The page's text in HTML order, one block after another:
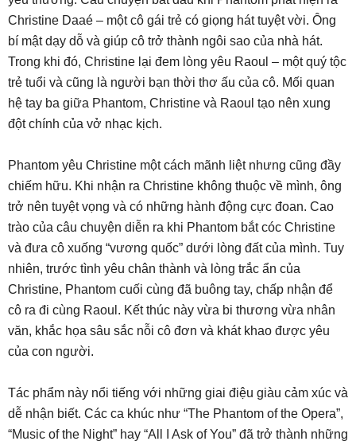
Christine Daaé – một cô gái trẻ có giọng hát tuyệt vời. Ông
bí mật dạy dỗ và giúp cô trở thành ngôi sao của nhà hát.
Trong khi đó, Christine lại đem lòng yêu Raoul – một quý tộc
trẻ tuổi và cũng là người bạn thời thơ ấu của cô. Mối quan
hệ tay ba giữa Phantom, Christine và Raoul tạo nên xung
đột chính của vở nhạc kịch.
Phantom yêu Christine một cách mãnh liệt nhưng cũng đầy
chiếm hữu. Khi nhận ra Christine không thuộc về mình, ông
trở nên tuyệt vọng và có những hành động cực đoan. Cao
trào của câu chuyện diễn ra khi Phantom bắt cóc Christine
và đưa cô xuống “vương quốc” dưới lòng đất của mình. Tuy
nhiên, trước tình yêu chân thành và lòng trắc ẩn của
Christine, Phantom cuối cùng đã buông tay, chấp nhận để
cô ra đi cùng Raoul. Kết thúc này vừa bi thương vừa nhân
văn, khắc họa sâu sắc nỗi cô đơn và khát khao được yêu
của con người.
Tác phẩm này nổi tiếng với những giai điệu giàu cảm xúc và
dễ nhận biết. Các ca khúc như “The Phantom of the Opera”,
“Music of the Night” hay “All I Ask of You” đã trở thành những